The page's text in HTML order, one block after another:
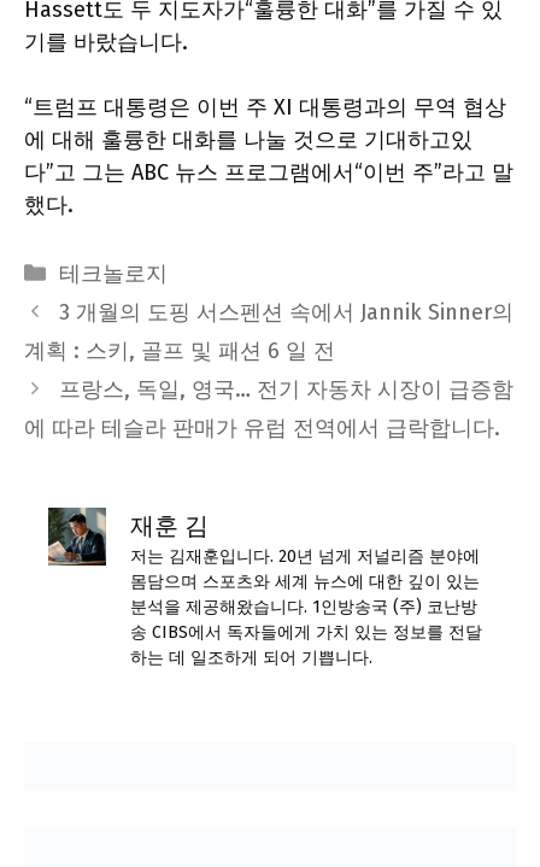
Hassett도 두 지도자가“훌륭한 대화”를 가질 수 있
기를 바랐습니다.
“트럼프 대통령은 이번 주 XI 대통령과의 무역 협상
에 대해 훌륭한 대화를 나눌 것으로 기대하고있
다”고 그는 ABC 뉴스 프로그램에서“이번 주”라고 말
했다.
Categories
테크놀로지
3 개월의 도핑 서스펜션 속에서 Jannik Sinner의
계획 : 스키, 골프 및 패션 6 일 전
프랑스, 독일, 영국… 전기 자동차 시장이 급증함
에 따라 테슬라 판매가 유럽 전역에서 급락합니다.
재훈 김
저는 김재훈입니다. 20년 넘게 저널리즘 분야에
몸담으며 스포츠와 세계 뉴스에 대한 깊이 있는
분석을 제공해왔습니다. 1인방송국 (주) 코난방
송 CIBS에서 독자들에게 가치 있는 정보를 전달
하는 데 일조하게 되어 기쁩니다.